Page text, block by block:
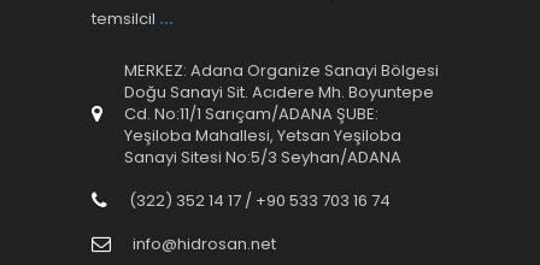
temsilcil ...
MERKEZ: Adana Organize Sanayi Bölgesi
Doğu Sanayi Sit. Acıdere Mh. Boyuntepe
Cd. No:11/1 Sarıçam/ADANA ŞUBE:
Yeşiloba Mahallesi, Yetsan Yeşiloba
Sanayi Sitesi No:5/3 Seyhan/ADANA
(322) 352 14 17 / +90 533 703 16 74
info@hidrosan.net